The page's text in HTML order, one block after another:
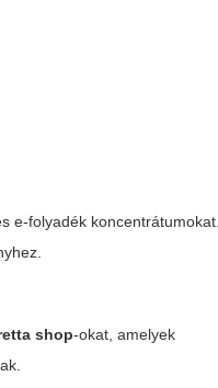
e-folyadék koncentrátumokat.
shop-okat, amelyek